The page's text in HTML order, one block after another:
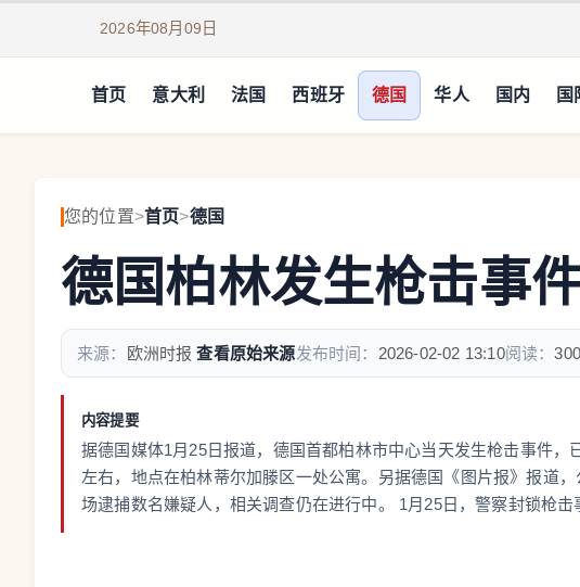
2026年08月09日
首页 意大利 法国 西班牙 德国 华人 国内 国
您的位置>首页>德国
德国柏林发生枪击事
来源： 欧洲时报 查看原始来源发布时间： 2026-02-02 13:10阅读：
内容提要
据德国媒体1月25日报道，德国首都柏林市中心当天发生枪击事件
左右，地点在柏林蒂尔加滕区一处公寓。另据德国《图片报》报道
场逮捕数名嫌疑人，相关调查仍在进行中。 1月25日，警察封锁枪